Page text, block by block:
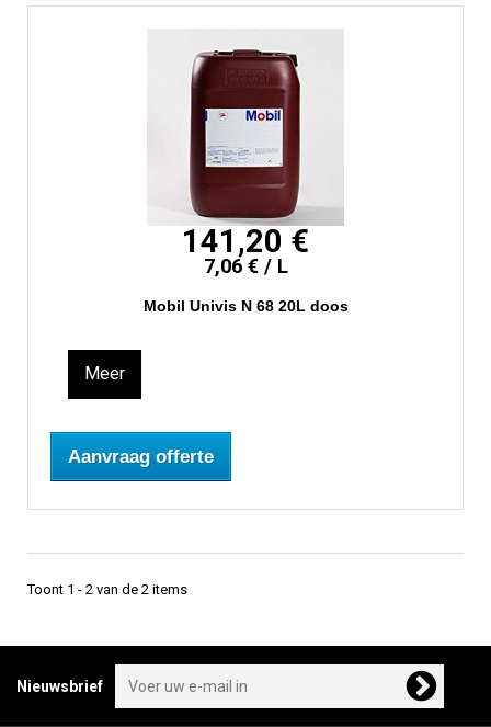
141,20 €
7,06 € / L
Mobil Univis N 68 20L doos
Meer
Aanvraag offerte
Toont 1 - 2 van de 2 items
Nieuwsbrief